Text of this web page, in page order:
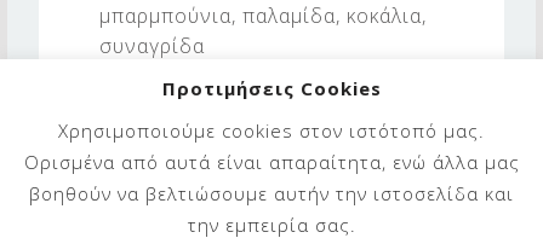
μπαρμπούνια, παλαμίδα, κοκάλια,
συναγρίδα
Νοέμβριος: Τσιπούρες, σαργοί,
χταπόδια, κουτσομούρες,
μπαρμπούνια, τόνος, παλαμίδα,
κοκάλια, συναγρίδα
Προτιμήσεις Cookies
Χρησιμοποιούμε cookies στον ιστότοπό μας.
Ορισμένα από αυτά είναι απαραίτητα, ενώ άλλα μας
βοηθούν να βελτιώσουμε αυτήν την ιστοσελίδα και
την εμπειρία σας.